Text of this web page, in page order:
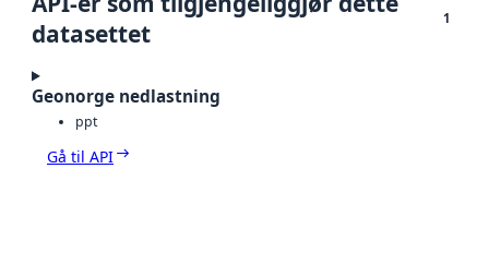
datasettet
1
Geonorge nedlastning
ppt
Gå til API